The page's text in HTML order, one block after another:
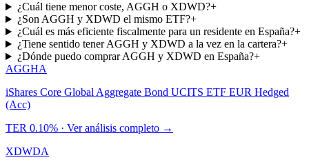
¿Cuál tiene menor coste, AGGH o XDWD?+
¿Son AGGH y XDWD el mismo ETF?+
¿Cuál es más eficiente fiscalmente para un residente en España?+
¿Tiene sentido tener AGGH y XDWD a la vez en la cartera?+
¿Dónde puedo comprar AGGH y XDWD en España?+
AGGHA
iShares Core Global Aggregate Bond UCITS ETF EUR Hedged
(Acc)
TER 0.10% · Ver análisis completo →
XDWDA